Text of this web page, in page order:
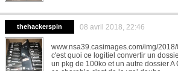
thehackerspin 08 avril 2018, 22:46
www.nsa39.casimages.com/img/
c'est quoi ce logitiel convertir un
un pkg de 100ko et un autre dossier A